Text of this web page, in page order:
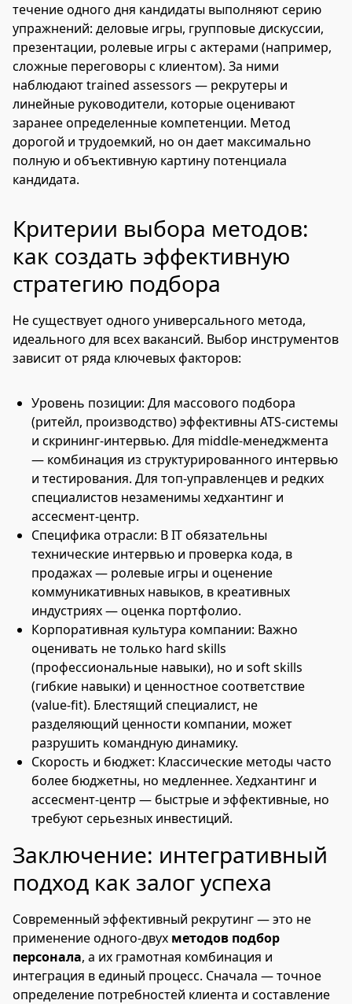
течение одного дня кандидаты выполняют серию
упражнений: деловые игры, групповые дискуссии,
презентации, ролевые игры с актерами (например,
сложные переговоры с клиентом). За ними
наблюдают trained assessors — рекрутеры и
линейные руководители, которые оценивают
заранее определенные компетенции. Метод
дорогой и трудоемкий, но он дает максимально
полную и объективную картину потенциала
кандидата.
Критерии выбора методов:
как создать эффективную
стратегию подбора
Не существует одного универсального метода,
идеального для всех вакансий. Выбор инструментов
зависит от ряда ключевых факторов:
Уровень позиции: Для массового подбора
(ритейл, производство) эффективны ATS-системы
и скрининг-интервью. Для middle-менеджмента
— комбинация из структурированного интервью
и тестирования. Для топ-управленцев и редких
специалистов незаменимы хедхантинг и
ассесмент-центр.
Специфика отрасли: В IT обязательны
технические интервью и проверка кода, в
продажах — ролевые игры и оценение
коммуникативных навыков, в креативных
индустриях — оценка портфолио.
Корпоративная культура компании: Важно
оценивать не только hard skills
(профессиональные навыки), но и soft skills
(гибкие навыки) и ценностное соответствие
(value-fit). Блестящий специалист, не
разделяющий ценности компании, может
разрушить командную динамику.
Скорость и бюджет: Классические методы часто
более бюджетны, но медленнее. Хедхантинг и
ассесмент-центр — быстрые и эффективные, но
требуют серьезных инвестиций.
Заключение: интегративный
подход как залог успеха
Современный эффективный рекрутинг — это не
применение одного-двух методов подбор
персонала, а их грамотная комбинация и
интеграция в единый процесс. Сначала — точное
определение потребностей клиента и составление